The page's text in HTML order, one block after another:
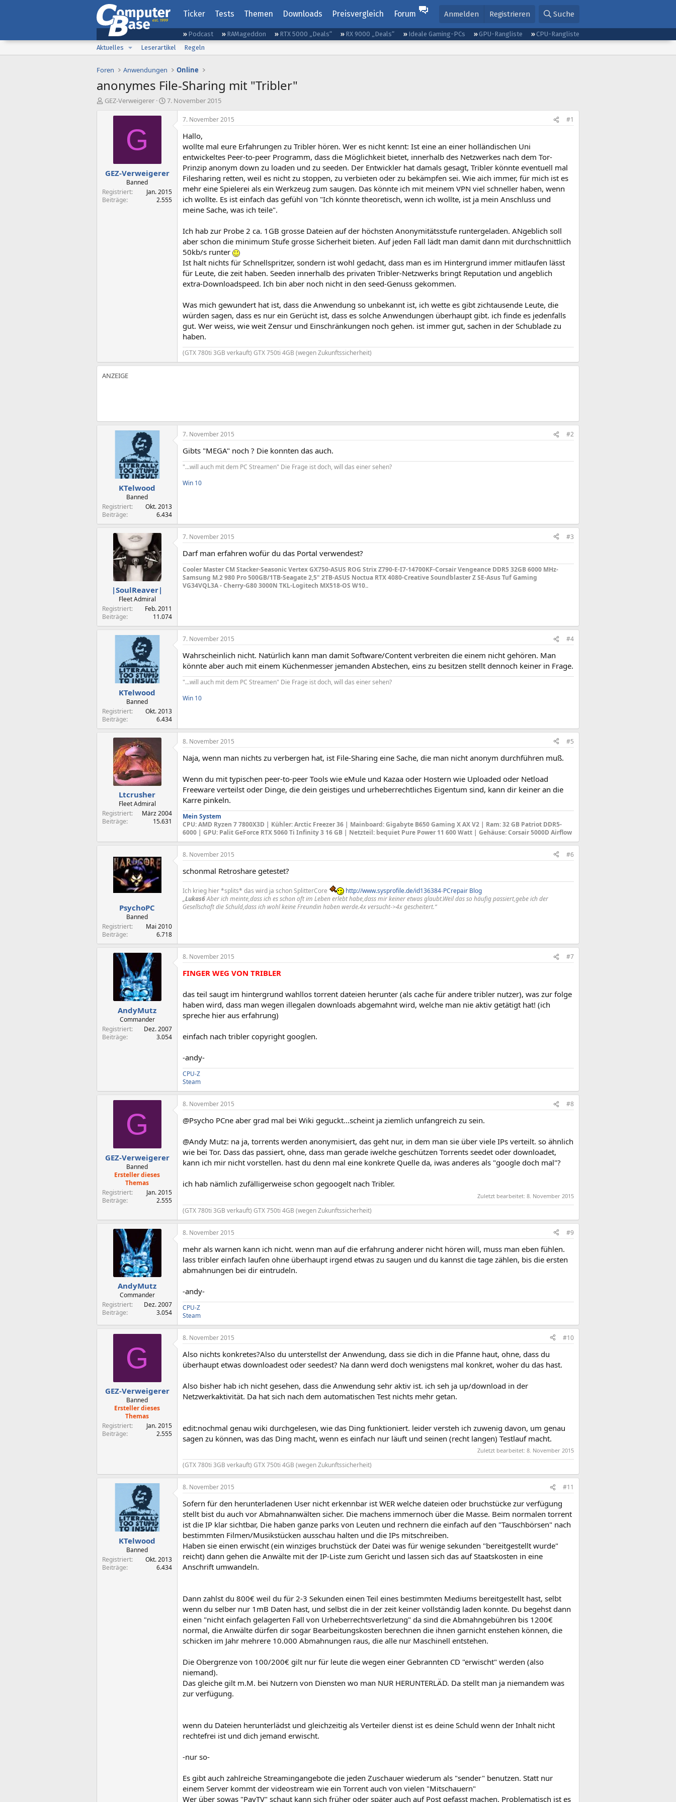
Ticker Tests Themen Downloads Preisvergleich Forum Anmelden Registrieren Suche
Podcast RAMageddon RTX 5000 „Deals“ RX 9000 „Deals“ Ideale Gaming-PCs GPU-Rangliste
CPU-Rangliste
Aktuelles
Leserartikel Regeln
Foren Anwendungen Online
anonymes File-Sharing mit "Tribler"
E
r
GEZ-Verweigerer
E
a
7. November 2015
G
GEZ-Verweigerer
Banned
Registriert
Jan. 2015
Beiträge
2.555
7. November 2015 #1
Hallo,
wollte mal eure Erfahrungen zu Tribler hören. Wer es nicht kennt: Ist eine an einer holländischen Uni
entwickeltes Peer-to-peer Programm, dass die Möglichkeit bietet, innerhalb des Netzwerkes nach dem Tor-
Prinzip anonym down zu loaden und zu seeden. Der Entwickler hat damals gesagt, Tribler könnte eventuell mal
Filesharing retten, weil es nicht zu stoppen, zu verbieten oder zu bekämpfen sei. Wie aich immer, für mich ist es
mehr eine Spielerei als ein Werkzeug zum saugen. Das könnte ich mit meinem VPN viel schneller haben, wenn
ich wollte. Es ist einfach das gefühl von "Ich könnte theoretisch, wenn ich wollte, ist ja mein Anschluss und
meine Sache, was ich teile".
Ich hab zur Probe 2 ca. 1GB grosse Dateien auf der höchsten Anonymitätsstufe runtergeladen. ANgeblich soll
aber schon die minimum Stufe grosse Sicherheit bieten. Auf jeden Fall lädt man damit dann mit durchschnittlich
50kb/s runter
Ist halt nichts für Schnellspritzer, sondern ist wohl gedacht, dass man es im Hintergrund immer mitlaufen lässt
für Leute, die zeit haben. Seeden innerhalb des privaten Tribler-Netzwerks bringt Reputation und angeblich
extra-Downloadspeed. Ich bin aber noch nicht in den seed-Genuss gekommen.
Was mich gewundert hat ist, dass die Anwendung so unbekannt ist, ich wette es gibt zichtausende Leute, die
würden sagen, dass es nur ein Gerücht ist, dass es solche Anwendungen überhaupt gibt. ich finde es jedenfalls
gut. Wer weiss, wie weit Zensur und Einschränkungen noch gehen. ist immer gut, sachen in der Schublade zu
haben.
(GTX 780ti 3GB verkauft) GTX 750ti 4GB (wegen Zukunftssicherheit)
KTelwood
Banned
Registriert
Okt. 2013
Beiträge
6.434
7. November 2015 #2
Gibts "MEGA" noch ? Die konnten das auch.
"...will auch mit dem PC Streamen" Die Frage ist doch, will das einer sehen?
Win 10
|SoulReaver|
Fleet Admiral
Registriert
Feb. 2011
Beiträge
11.074
7. November 2015 #3
Darf man erfahren wofür du das Portal verwendest?
Cooler Master CM Stacker-Seasonic Vertex GX750-ASUS ROG Strix Z790-E-I7-14700KF-Corsair Vengeance DDR5 32GB 6000 MHz-
Samsung M.2 980 Pro 500GB/1TB-Seagate 2,5" 2TB-ASUS Noctua RTX 4080-Creative Soundblaster Z SE-Asus Tuf Gaming
VG34VQL3A - Cherry-G80 3000N TKL-Logitech MX518-OS W10..
KTelwood
Banned
Registriert
Okt. 2013
Beiträge
6.434
7. November 2015 #4
Wahrscheinlich nicht. Natürlich kann man damit Software/Content verbreiten die einem nicht gehören. Man
könnte aber auch mit einem Küchenmesser jemanden Abstechen, eins zu besitzen stellt dennoch keiner in Frage.
"...will auch mit dem PC Streamen" Die Frage ist doch, will das einer sehen?
Win 10
Ltcrusher
Fleet Admiral
Registriert
März 2004
Beiträge
15.631
8. November 2015 #5
Naja, wenn man nichts zu verbergen hat, ist File-Sharing eine Sache, die man nicht anonym durchführen muß.
Wenn du mit typischen peer-to-peer Tools wie eMule und Kazaa oder Hostern wie Uploaded oder Netload
Freeware verteilst oder Dinge, die dein geistiges und urheberrechtliches Eigentum sind, kann dir keiner an die
Karre pinkeln.
Mein System
CPU: AMD Ryzen 7 7800X3D | Kühler: Arctic Freezer 36 | Mainboard: Gigabyte B650 Gaming X AX V2 | Ram: 32 GB Patriot DDR5-
6000 | GPU: Palit GeForce RTX 5060 Ti Infinity 3 16 GB | Netzteil: bequiet Pure Power 11 600 Watt | Gehäuse: Corsair 5000D Airflow
PsychoPC
Banned
Registriert
Mai 2010
Beiträge
6.718
8. November 2015 #6
schonmal Retroshare getestet?
Ich krieg hier *splits* das wird ja schon SplitterCore http://www.sysprofile.de/id136384-PCrepair Blog
„Lukas6Aber ich meinte,dass ich es schon oft im Leben erlebt habe,dass mir keiner etwas glaubt.Weil das so häufig passiert,gebe ich der
Gesellschaft die Schuld,dass ich wohl keine Freundin haben werde.4x versucht->4x gescheitert.“
AndyMutz
Commander
Registriert
Dez. 2007
Beiträge
3.054
8. November 2015 #7
FINGER WEG VON TRIBLER
das teil saugt im hintergrund wahllos torrent dateien herunter (als cache für andere tribler nutzer), was zur folge
haben wird, dass man wegen illegalen downloads abgemahnt wird, welche man nie aktiv getätigt hat! (ich
spreche hier aus erfahrung)
einfach nach tribler copyright googlen.
-andy-
CPU-Z
Steam
G
GEZ-Verweigerer
Banned
Ersteller dieses
Themas
Registriert
Jan. 2015
Beiträge
2.555
8. November 2015 #8
@Psycho PCne aber grad mal bei Wiki geguckt...scheint ja ziemlich unfangreich zu sein.
@Andy Mutz: na ja, torrents werden anonymisiert, das geht nur, in dem man sie über viele IPs verteilt. so ähnlich
wie bei Tor. Dass das passiert, ohne, dass man gerade iwelche geschützen Torrents seedet oder downloadet,
kann ich mir nicht vorstellen. hast du denn mal eine konkrete Quelle da, iwas anderes als "google doch mal"?
ich hab nämlich zufälligerweise schon gegoogelt nach Tribler.
Zuletzt bearbeitet: 8. November 2015
(GTX 780ti 3GB verkauft) GTX 750ti 4GB (wegen Zukunftssicherheit)
AndyMutz
Commander
Registriert
Dez. 2007
Beiträge
3.054
8. November 2015 #9
mehr als warnen kann ich nicht. wenn man auf die erfahrung anderer nicht hören will, muss man eben fühlen.
lass tribler einfach laufen ohne überhaupt irgend etwas zu saugen und du kannst die tage zählen, bis die ersten
abmahnungen bei dir eintrudeln.
-andy-
CPU-Z
Steam
G
GEZ-Verweigerer
Banned
Ersteller dieses
Themas
Registriert
Jan. 2015
Beiträge
2.555
8. November 2015 #10
Also nichts konkretes?Also du unterstellst der Anwendung, dass sie dich in die Pfanne haut, ohne, dass du
überhaupt etwas downloadest oder seedest? Na dann werd doch wenigstens mal konkret, woher du das hast.
Also bisher hab ich nicht gesehen, dass die Anwendung sehr aktiv ist. ich seh ja up/download in der
Netzwerkaktivität. Da hat sich nach dem automatischen Test nichts mehr getan.
edit:nochmal genau wiki durchgelesen, wie das Ding funktioniert. leider versteh ich zuwenig davon, um genau
sagen zu können, was das Ding macht, wenn es einfach nur läuft und seinen (recht langen) Testlauf macht.
Zuletzt bearbeitet: 8. November 2015
(GTX 780ti 3GB verkauft) GTX 750ti 4GB (wegen Zukunftssicherheit)
KTelwood
Banned
Registriert
Okt. 2013
Beiträge
6.434
8. November 2015 #11
Sofern für den herunterladenen User nicht erkennbar ist WER welche dateien oder bruchstücke zur verfügung
stellt bist du auch vor Abmahnanwälten sicher. Die machens immernoch über die Masse. Beim normalen torrent
ist die IP klar sichtbar, Die haben ganze parks von Leuten und rechnern die einfach auf den "Tauschbörsen" nach
bestimmten Filmen/Musikstücken ausschau halten und die IPs mitschreiben.
Haben sie einen erwischt (ein winziges bruchstück der Datei was für wenige sekunden "bereitgestellt wurde"
reicht) dann gehen die Anwälte mit der IP-Liste zum Gericht und lassen sich das auf Staatskosten in eine
Anschrift umwandeln.
Dann zahlst du 800€ weil du für 2-3 Sekunden einen Teil eines bestimmten Mediums bereitgestellt hast, selbt
wenn du selber nur 1mB Daten hast, und selbst die in der zeit keiner vollständig laden konnte. Du begehst dann
einen "nicht einfach gelagerten Fall von Urheberrechtsverletzung" da sind die Abmahngebühren bis 1200€
normal, die Anwälte dürfen dir sogar Bearbeitungskosten berechnen die ihnen garnicht enstehen können, die
schicken im Jahr mehrere 10.000 Abmahnungen raus, die alle nur Maschinell entstehen.
Die Obergrenze von 100/200€ gilt nur für leute die wegen einer Gebrannten CD "erwischt" werden (also
niemand).
Das gleiche gilt m.M. bei Nutzern von Diensten wo man NUR HERUNTERLÄD. Da stellt man ja niemandem was
zur verfügung.
wenn du Dateien herunterlädst und gleichzeitig als Verteiler dienst ist es deine Schuld wenn der Inhalt nicht
rechtefrei ist und dich jemand erwischt.
-nur so-
Es gibt auch zahlreiche Streamingangebote die jeden Zuschauer wiederum als "sender" benutzen. Statt nur
einem Server kommt der videostream wie ein Torrent auch von vielen "Mitschauern"
Wer über sowas "PayTV" schaut kann sich früher oder später auch auf Post gefasst machen. Problematisch ist es